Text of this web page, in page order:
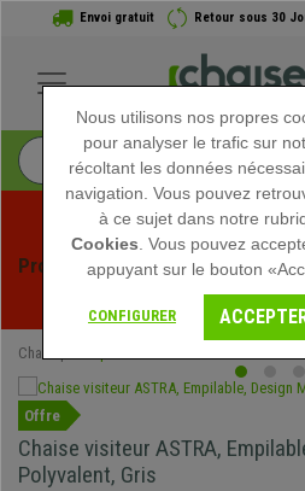
Envoi gratuit Retour sous 30
Profitez des soldes d'été chez
exclusives pour une durée
Chaisepro
Offre
Chaise visiteur ASTRA,
Polyvalent, Gris
Nous utilisons nos propres
pour analyser le trafic sur
récoltant les données
navigation. Vous pouvez
à ce sujet dans notre
Cookies . Vous pouvez
appuyant sur le bouton
CONFIGURER